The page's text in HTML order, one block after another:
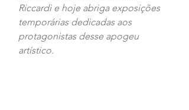
Riccardi e hoje abriga exposições
temporárias dedicadas aos
protagonistas desse apogeu
artístico.